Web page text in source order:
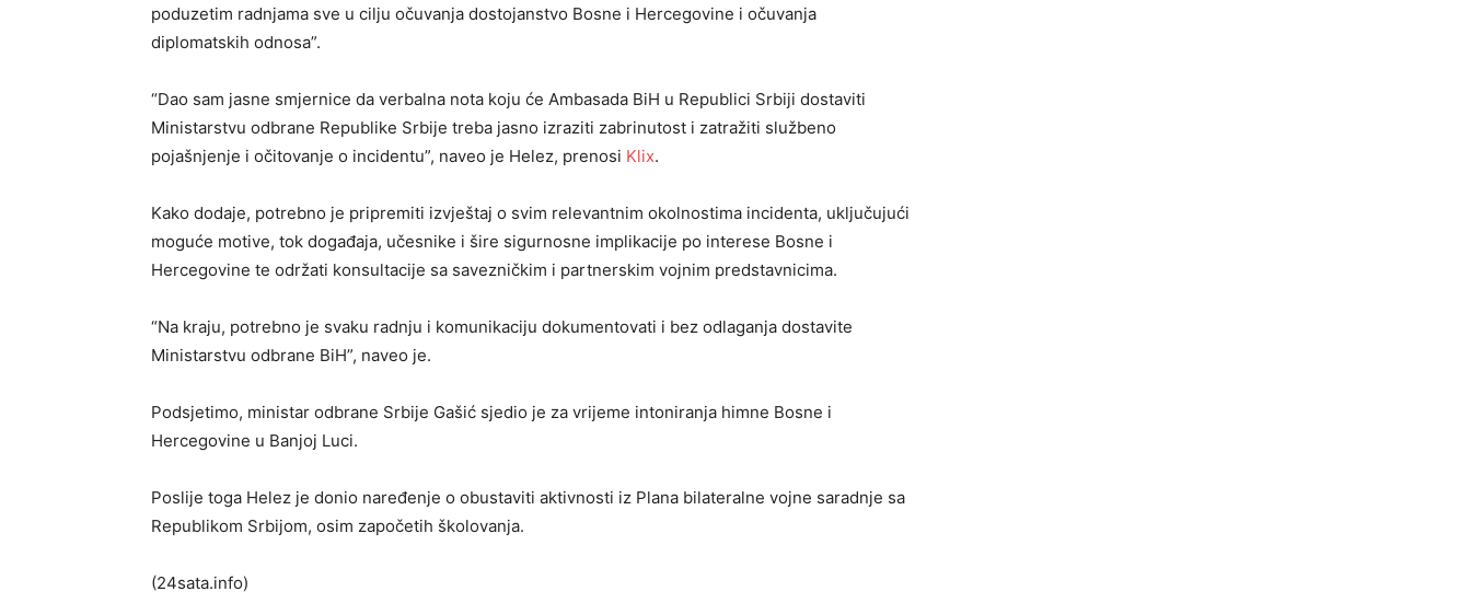
poduzetim radnjama sve u cilju očuvanja dostojanstvo Bosne i Hercegovine i očuvanja
diplomatskih odnosa”.
“Dao sam jasne smjernice da verbalna nota koju će Ambasada BiH u Republici Srbiji dostaviti
Ministarstvu odbrane Republike Srbije treba jasno izraziti zabrinutost i zatražiti službeno
pojašnjenje i očitovanje o incidentu”, naveo je Helez, prenosi Klix.
Kako dodaje, potrebno je pripremiti izvještaj o svim relevantnim okolnostima incidenta, uključujući
moguće motive, tok događaja, učesnike i šire sigurnosne implikacije po interese Bosne i
Hercegovine te održati konsultacije sa savezničkim i partnerskim vojnim predstavnicima.
“Na kraju, potrebno je svaku radnju i komunikaciju dokumentovati i bez odlaganja dostavite
Ministarstvu odbrane BiH”, naveo je.
Podsjetimo, ministar odbrane Srbije Gašić sjedio je za vrijeme intoniranja himne Bosne i
Hercegovine u Banjoj Luci.
Poslije toga Helez je donio naređenje o obustaviti aktivnosti iz Plana bilateralne vojne saradnje sa
Republikom Srbijom, osim započetih školovanja.
(24sata.info)